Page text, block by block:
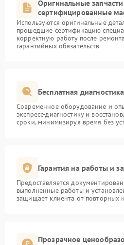
Оригинальные
сертифицированные
Используются оригинальные
прошедшие сертификацию
корректную работу после
гарантийных обязательств
Бесплатная
Современное оборудование и
экспресс-диагностику и
сроки, минимизируя время без
Гарантия на работы и
Предоставляется
выполненные работы и
защищает клиента от повторных
Прозрачное